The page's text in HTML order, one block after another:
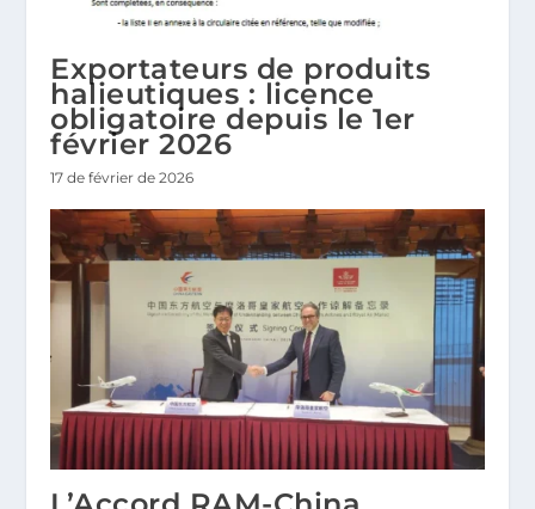
Exportateurs de produits
halieutiques : licence
obligatoire depuis le 1er
février 2026
17 de février de 2026